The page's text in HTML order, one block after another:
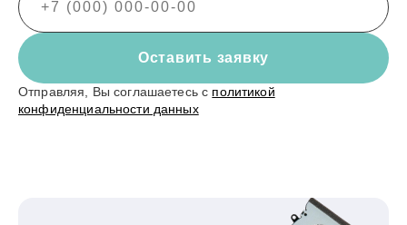
Оставить заявку
Отправляя, Вы соглашаетесь с политикой
конфиденциальности данных